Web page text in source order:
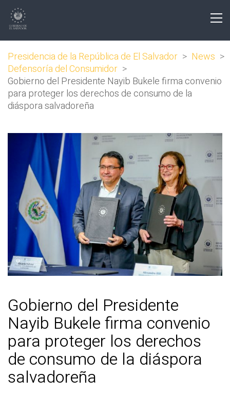
Presidencia de la República de El Salvador > News >
Defensoría del Consumidor >
Gobierno del Presidente Nayib Bukele firma convenio
para proteger los derechos de consumo de la
diáspora salvadoreña
Gobierno del Presidente
Nayib Bukele firma convenio
para proteger los derechos
de consumo de la diáspora
salvadoreña